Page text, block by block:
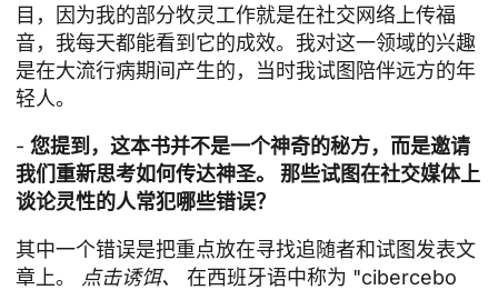
目，因为我的部分牧灵工作就是在社交网络上传福
音，我每天都能看到它的成效。我对这一领域的兴趣
是在大流行病期间产生的，当时我试图陪伴远方的年
轻人。
- 您提到，这本书并不是一个神奇的秘方，而是邀请
我们重新思考如何传达神圣。 那些试图在社交媒体上
谈论灵性的人常犯哪些错误？
其中一个错误是把重点放在寻找追随者和试图发表文
章上。 点击诱饵、 在西班牙语中称为 "cibercebo